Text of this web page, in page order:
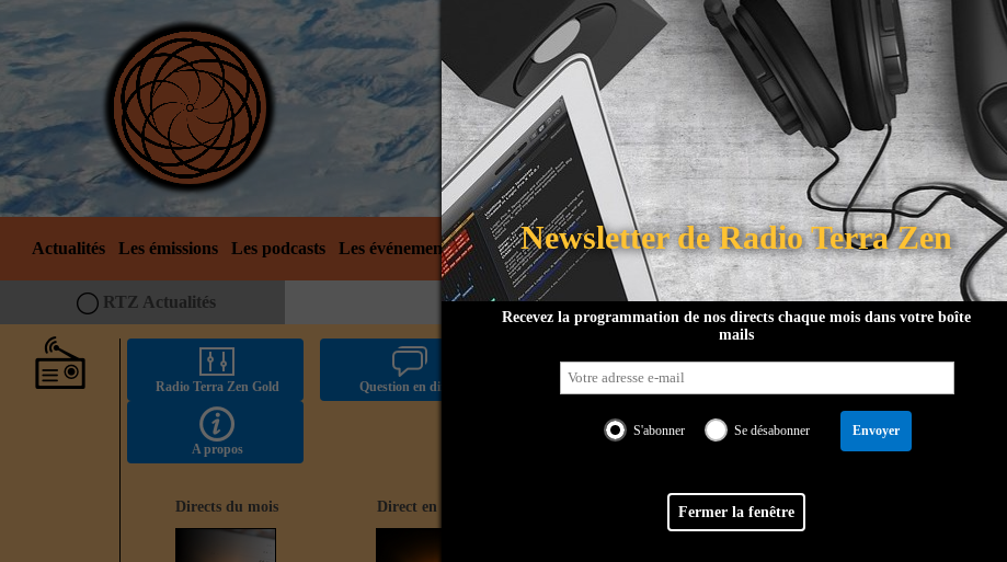
Actualités Les émissions Les podcasts Les événements Notre équipe Soutenir le projet Programmation Partenaires
RTZ Actualités
Radio Terra Zen Gold Question en direct Discuter sur Discord
A propos
Directs du mois Direct en cours Retrouvez-nous sur
Newsletter de Radio Terra Zen
Recevez la programmation de nos directs chaque mois dans votre boîte
mails
S'abonner Se désabonner Envoyer
Fermer la fenêtre